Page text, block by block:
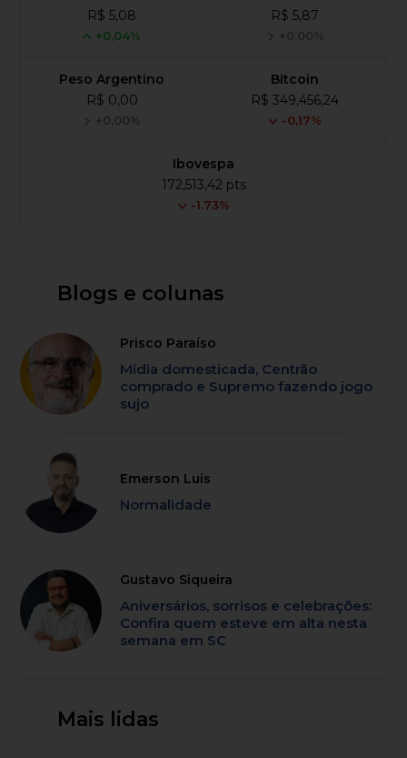
R$ 5,08
+0,04%
R$ 5,87
+0,00%
Peso Argentino
R$ 0,00
+0,00%
Bitcoin
R$ 349,456,24
-0,17%
Ibovespa
172,513,42 pts
-1.73%
Blogs e colunas
Prisco Paraíso
Mídia domesticada, Centrão
comprado e Supremo fazendo jogo
sujo
Emerson Luis
Normalidade
Gustavo Siqueira
Aniversários, sorrisos e celebrações:
Confira quem esteve em alta nesta
semana em SC
Mais lidas